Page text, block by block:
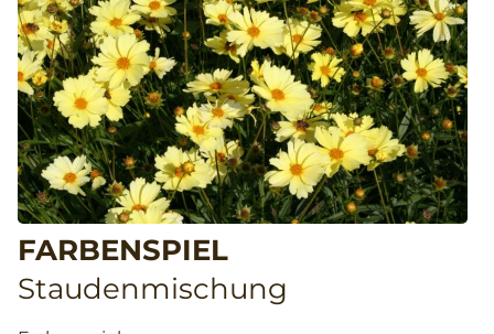
FARBENSPIEL
Staudenmischung